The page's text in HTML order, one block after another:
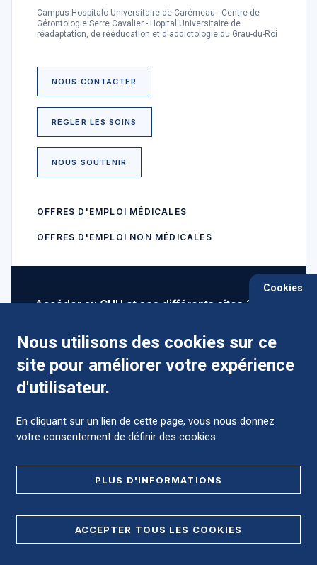
Campus Hospitalo-Universitaire de Carémeau - Centre de
Gérontologie Serre Cavalier - Hopital Universitaire de
réadaptation, de rééducation et d'addictologie du Grau-du-Roi
NOUS CONTACTER
RÉGLER LES SOINS
NOUS SOUTENIR
OFFRES D'EMPLOI MÉDICALES
OFFRES D'EMPLOI NON MÉDICALES
Accéder au CHU et ses différents sites ?
Comment préparer mon hospitalisation ?
Cookies
Nous utilisons des cookies sur ce
site pour améliorer votre expérience
d'utilisateur.
En cliquant sur un lien de cette page, vous nous donnez
votre consentement de définir des cookies.
PLUS D'INFORMATIONS
ACCEPTER TOUS LES COOKIES